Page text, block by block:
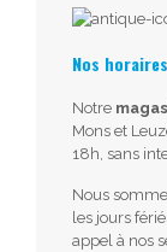
Nos horaires
Notre
Mons et
18h, sans
Nous
les jours
appel à nos